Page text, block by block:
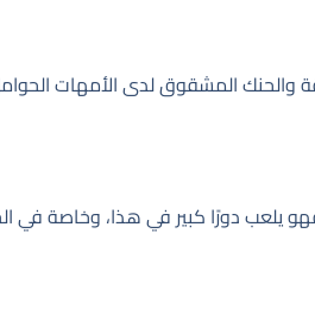
والحنك المشقوق لدى الأمهات
يلعب دورًا كبير في هذا، وخاصة في